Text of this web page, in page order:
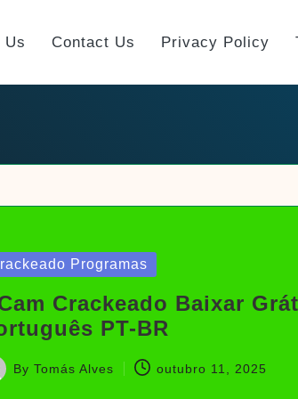
Us Contact Us Privacy Policy
Programas
Crackeado Baixar
PT-BR
By Tomás Alves outubro 11, 2025